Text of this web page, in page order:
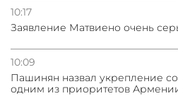
10:17
Заявление Матвиено очень
10:09
Пашинян назвал укрепление
одним из приоритетов